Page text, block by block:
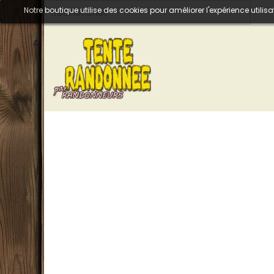
Notre boutique utilise des cookies pour améliorer l'expérience